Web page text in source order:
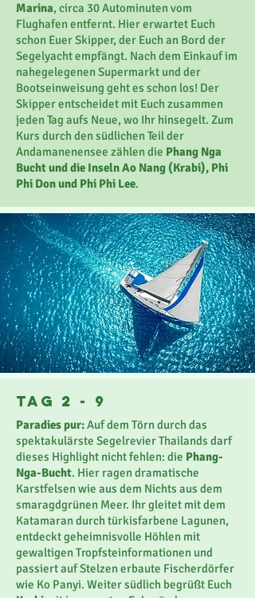
Marina, circa 30 Autominuten vom
Flughafen entfernt. Hier erwartet Euch
schon Euer Skipper, der Euch an Bord der
Segelyacht empfängt. Nach dem Einkauf im
nahegelegenen Supermarkt und der
Bootseinweisung geht es schon los! Der
Skipper entscheidet mit Euch zusammen
jeden Tag aufs Neue, wo Ihr hinsegelt. Zum
Kurs durch den südlichen Teil der
Andamanenensee zählen die Phang Nga
Bucht und die Inseln Ao Nang (Krabi), Phi
Phi Don und Phi Phi Lee.
Tag 2 - 9
Paradies pur:Auf dem Törn durch das
spektakulärste Segelrevier Thailands darf
dieses Highlight nicht fehlen: die Phang-
Nga-Bucht. Hier ragen dramatische
Karstfelsen wie aus dem Nichts aus dem
smaragdgrünen Meer. Ihr gleitet mit dem
Katamaran durch türkisfarbene Lagunen,
entdeckt geheimnisvolle Höhlen mit
gewaltigen Tropfsteinformationen und
passiert auf Stelzen erbaute Fischerdörfer
wie Ko Panyi. Weiter südlich begrüßt Euch